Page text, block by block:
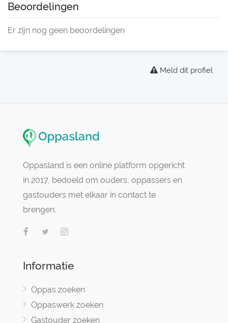
Beoordelingen
Er zijn nog geen beoordelingen
Meld dit profiel
Oppasland is een online platform opgericht
in 2017, bedoeld om ouders, oppassers en
gastouders met elkaar in contact te
brengen.
Informatie
Oppas zoeken
Oppaswerk zoeken
Gastouder zoeken